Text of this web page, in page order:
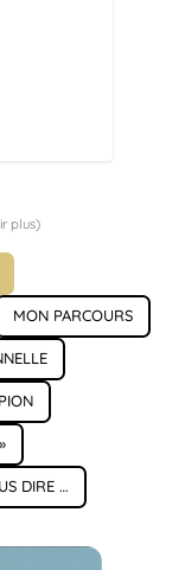
plus)
MON PARCOURS
DIRE …